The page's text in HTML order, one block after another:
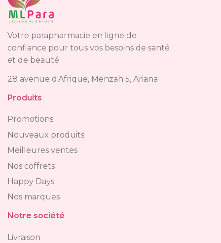
Votre parapharmacie en ligne de
confiance pour tous vos besoins de santé
et de beauté
28 avenue d'Afrique, Menzah 5, Ariana
Produits
Promotions
Nouveaux produits
Meilleures ventes
Nos coffrets
Happy Days
Nos marques
Notre société
Livraison